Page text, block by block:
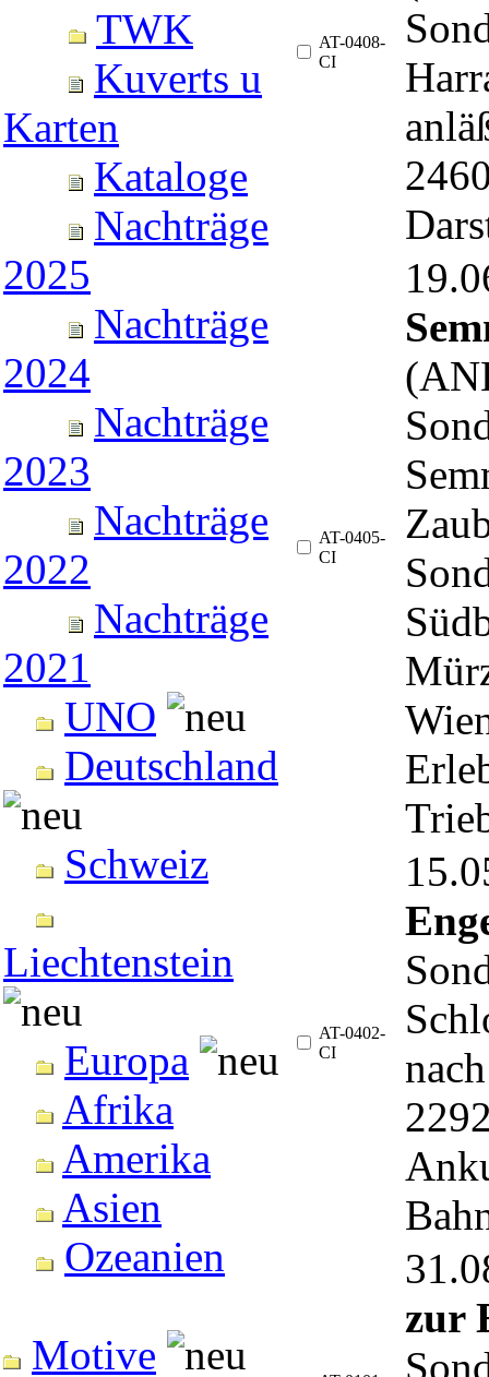
TWK
Kuverts u
Karten
Kataloge
Nachträge
2025
Nachträge
2024
Nachträge
2023
Nachträge
2022
Nachträge
2021
UNO
Deutschland
Schweiz
Liechtenstein
Europa
Afrika
Amerika
Asien
Ozeanien
Motive
AT-0408-
CI
AT-0405-
CI
AT-0402-
CI
zur